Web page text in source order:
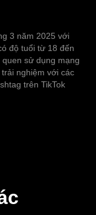
3 năm 2025 với
độ tuổi từ 18 đến
sử dụng mạng
nghiệm với các
trên TikTok